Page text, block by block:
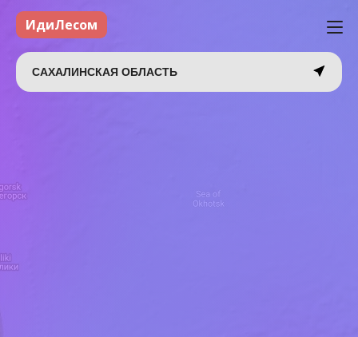
ИдиЛесом
САХАЛИНСКАЯ ОБЛАСТЬ